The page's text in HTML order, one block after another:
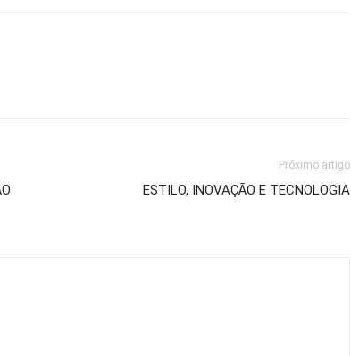
Próximo artigo
ESTILO, INOVAÇÃO E TECNOLOGIA